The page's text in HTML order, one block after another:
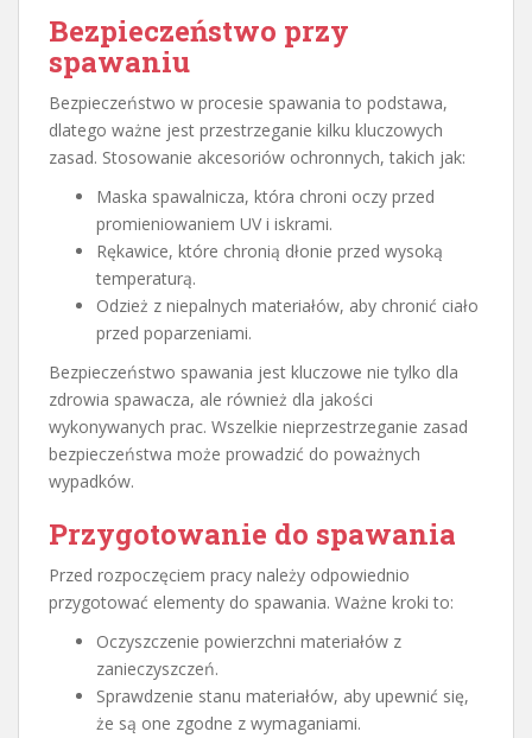
Bezpieczeństwo przy
spawaniu
Bezpieczeństwo w procesie spawania to podstawa,
dlatego ważne jest przestrzeganie kilku kluczowych
zasad. Stosowanie akcesoriów ochronnych, takich jak:
Maska spawalnicza, która chroni oczy przed
promieniowaniem UV i iskrami.
Rękawice, które chronią dłonie przed wysoką
temperaturą.
Odzież z niepalnych materiałów, aby chronić ciało
przed poparzeniami.
Bezpieczeństwo spawania jest kluczowe nie tylko dla
zdrowia spawacza, ale również dla jakości
wykonywanych prac. Wszelkie nieprzestrzeganie zasad
bezpieczeństwa może prowadzić do poważnych
wypadków.
Przygotowanie do spawania
Przed rozpoczęciem pracy należy odpowiednio
przygotować elementy do spawania. Ważne kroki to:
Oczyszczenie powierzchni materiałów z
zanieczyszczeń.
Sprawdzenie stanu materiałów, aby upewnić się,
że są one zgodne z wymaganiami.